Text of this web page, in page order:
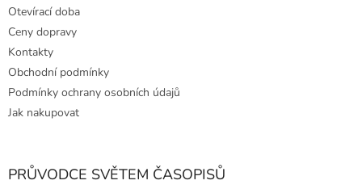
Otevírací doba
Ceny dopravy
Kontakty
Obchodní podmínky
Podmínky ochrany osobních údajů
Jak nakupovat
PRŮVODCE SVĚTEM ČASOPISŮ